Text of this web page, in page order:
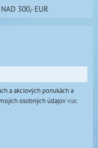
300,- EUR
a akciových ponukách a
osobných údajovviac